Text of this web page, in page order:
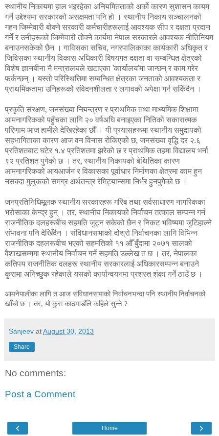
स्थानीय निकायमा हाल भइरहेका अनियमितताको अर्को कारण सुशासन कायम
गर्ने उद्देश्यमा सरकारको असक्षमता पनि हो । स्थानीय निकाय सञ्चालनको
गहन जिम्मेवारी बोक्ने सरकारी कर्मचारीहरूलाई आवश्यक सीप र दक्षता प्रदान
गर्ने र उनीहरूको जिम्मेवारी तोक्ने कार्यमा नेपाल सरकारले आवश्यक नीतिनियम
बनाउनसकेको छैन । गाविसका सचिव, नगरपालिकाका कार्यकारी अधिकृत र
जिविसका स्थानीय विकास अधिकारी विषयगत दक्षता वा सम्बन्धित क्षेत्रको
विशेष ज्ञानबीना नै मन्त्रालयले खटाएका 'कार्यालय'मा जान्छन् र काम गरेर
फर्कन्छन् । यस्तो परिस्थितिमा सम्बन्धित क्षेत्रका जनताको आवश्यकता र
प्राथमिकतामा उनिहरूको संवेदनशीलता र लगावको अपेक्षा गर्न सकिँदैन ।
प्रकृति संरक्षण, जनसंख्या नियन्त्रण र प्राथमिक तथा माध्यमिक शिक्षामा
आमनागरिकको पहुँचका लागि २० वर्षअघि बनाइएका नितिको सकारात्मक
परिणाम आज हामीले देखिरहेका छौँ । यी प्रयासहरूमा स्थानीय समुदायको
सहभागिताका कारण आज वन विनास रोकिएको छ, जनसंख्या वृद्धि दर २.६
प्रतिशतबाट घटेर १.४ प्रतिशतमा झरेको छ र प्राथमिक तहमा विद्यालय भर्ना
९२ प्रतिशत पुगेको छ । तर, स्थानीय निकायको बेथितिका कारण
आमनागरिकको आयआर्जन र विकासका पूर्वाधार निर्माणका क्षेत्रमा काम हुन
नसक्दा मुलुकको समग्र अर्थतन्त्र रेमिट्यान्समा निर्भर हुनपुगेको छ ।
जनप्रतिनिधिमूलक स्थानीय सरकारहरू गरिब तथा सर्वसाधारण नागरिकका
भरोसाका केन्द्र हुन् । तर, स्थानीय निकायको निर्वाचन तत्काल सम्पन्न गर्न
राजनीतिक दलहरूबीच सहमति जुट्न सकेको छैन र निकट भविष्यमा जुटिहाल्ने
संभावना पनि देखिँदैन । संविधानसभाको दोश्रो निर्वाचनका लागि विभिन्न
राजनीतिक दहलरूबीच भएको सहमतिको ११ औँ बुँदामा २०७१ सालको
वैशाखसम्ममा स्थानीय निर्वाचन गर्ने सहमति उल्लेख त छ । तर, नेपालका
कतिपय राजनीतिक दलहरू स्थानीय सरकारलाई अधिकारसम्पन्न बनाउने
कुरामा अनिच्छुक रहेकाले यसको कार्यान्वयनमा प्रशस्त शंका गर्ने ठाउँ छ ।
आमनेपालीका लागि त आज संविधानसभाको निर्वाचनभन्दा पनि स्थानीय निर्वाचनको
खाँचो छ । तर, यो कुरा काठमाडौँले कहिले सुन्ने ?
Sanjeev atAugust 30, 2013
Share
No comments:
Post a Comment
‹ ›
Home